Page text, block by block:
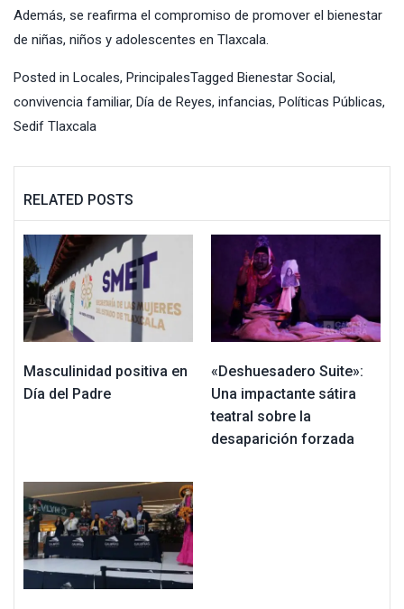
Además, se reafirma el compromiso de promover el bienestar
de niñas, niños y adolescentes en Tlaxcala.
Posted in Locales, PrincipalesTagged Bienestar Social,
convivencia familiar, Día de Reyes, infancias, Políticas Públicas,
Sedif Tlaxcala
RELATED POSTS
Masculinidad positiva en
Día del Padre
«Deshuesadero Suite»:
Una impactante sátira
teatral sobre la
desaparición forzada